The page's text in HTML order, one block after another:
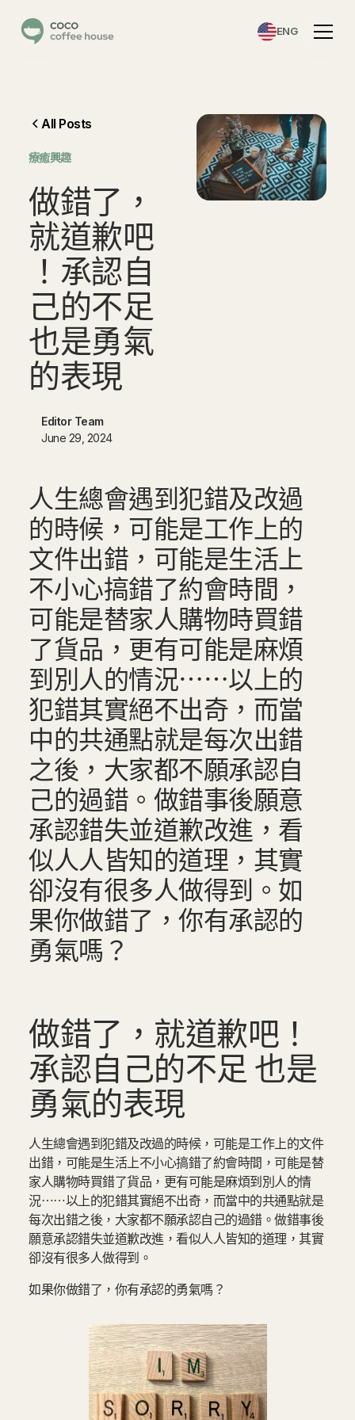
ENG
All Posts
⁠療癒興趣
做錯了 ，
就道歉吧
！ 承認自
己的不足
也是勇氣
的表現
Editor Team
June 29, 2024
人生總會遇到犯錯及改過
的時候，可能是工作上的
文件出錯，可能是生活上
不小心搞錯了約會時間，
可能是替家人購物時買錯
了貨品，更有可能是麻煩
到別人的情況⋯⋯以上的
犯錯其實絕不出奇，而當
中的共通點就是每次出錯
之後，大家都不願承認自
己的過錯。做錯事後願意
承認錯失並道歉改進，看
似人人皆知的道理，其實
卻沒有很多人做得到。如
果你做錯了，你有承認的
勇氣嗎？
做錯了，就道歉吧！
承認自己的不足 也是
勇氣的表現
人生總會遇到犯錯及改過的時候，可能是工作上的文件
出錯，可能是生活上不小心搞錯了約會時間，可能是替
家人購物時買錯了貨品，更有可能是麻煩到別人的情
況⋯⋯以上的犯錯其實絕不出奇，而當中的共通點就是
每次出錯之後，大家都不願承認自己的過錯。做錯事後
願意承認錯失並道歉改進，看似人人皆知的道理，其實
卻沒有很多人做得到。
如果你做錯了，你有承認的勇氣嗎？